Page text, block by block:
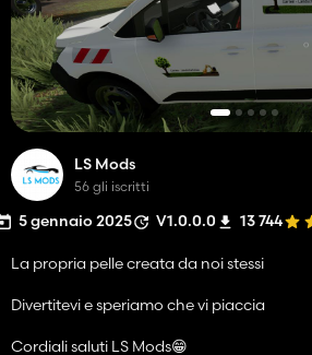
LS Mods
56 gli iscritti
5 gennaio 2025 V1.0.0.0 13 744
La propria pelle creata da noi stessi
Divertitevi e speriamo che vi piaccia
Cordiali saluti LS Mods😁